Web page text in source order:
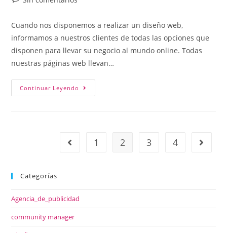
Cuando nos disponemos a realizar un diseño web,
informamos a nuestros clientes de todas las opciones que
disponen para llevar su negocio al mundo online. Todas
nuestras páginas web llevan…
Continuar Leyendo
1 2 3 4
Categorías
Agencia_de_publicidad
community manager